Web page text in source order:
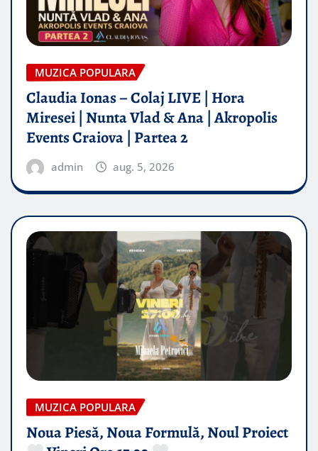
MUZICA POPULARA
Claudia Ionas – Colaj LIVE | Hora
Miresei | Nunta Vlad & Ana | Akropolis
Events Craiova | Partea 2
admin aug. 5, 2026
MUZICA POPULARA
Noua Piesă, Noua Formulă, Noul Proiect